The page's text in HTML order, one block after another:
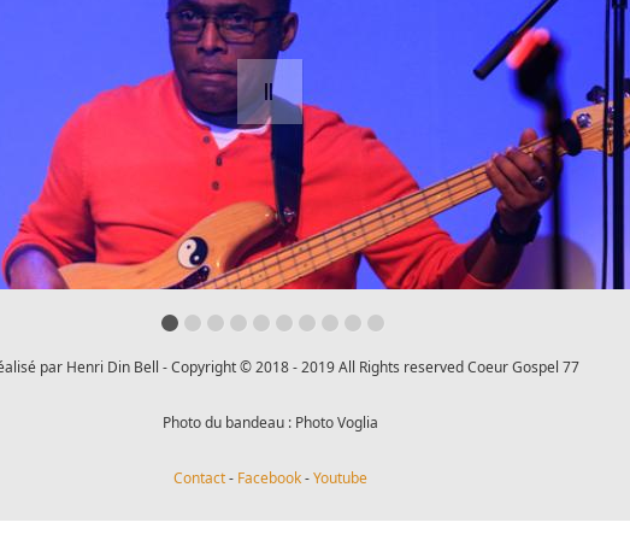
par Henri Din Bell - Copyright © 2018 - 2019 All Rights reserved Coeur Gospel 77
Photo du bandeau : Photo Voglia
Contact- Facebook-Youtube